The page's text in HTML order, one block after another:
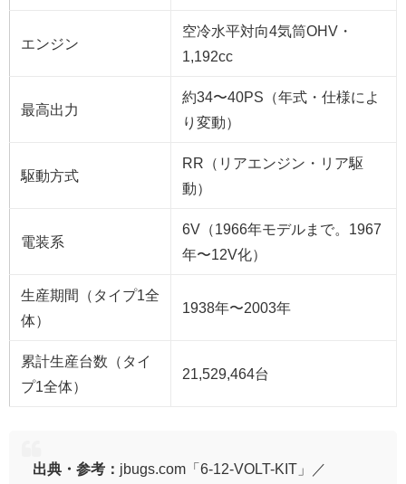
エンジン
空冷水平対向4気筒OHV・
1,192cc
最高出力
約34〜40PS（年式・仕様によ
り変動）
駆動方式
RR（リアエンジン・リア駆
動）
電装系
6V（1966年モデルまで。1967
年〜12V化）
生産期間（タイプ1全
体）
1938年〜2003年
累計生産台数（タイ
プ1全体）
21,529,464台
出典・参考： jbugs.com「6-12-VOLT-KIT」／